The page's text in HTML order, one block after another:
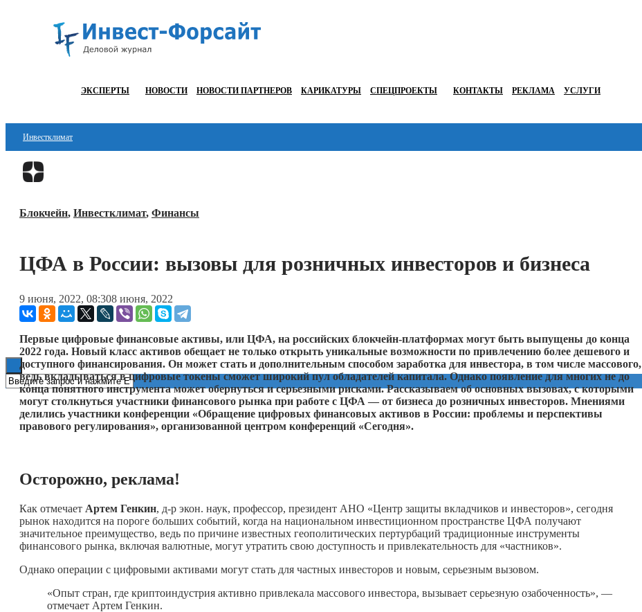
ЭКСПЕРТЫ НОВОСТИ НОВОСТИ ПАРТНЕРОВ КАРИКАТУРЫ СПЕЦПРОЕКТЫ КОНТАКТЫ РЕКЛАМА УСЛУГИ
Инвестклимат
Финансы
Блокчейн
Технологии
ESG
Блокчейн, Инвестклимат, Финансы
ЦФА в России: вызовы для розничных инвесторов и бизнеса
9 июня, 2022, 08:308 июня, 2022
Первые цифровые финансовые активы, или ЦФА, на российских блокчейн-платформах могут быть выпущены до конца
2022 года. Новый класс активов обещает не только открыть уникальные возможности по привлечению более дешевого и
доступного финансирования. Он может стать и дополнительным способом заработка для инвестора, в том числе массового,
ведь вкладываться в цифровые токены сможет широкий пул обладателей капитала. Однако появление для многих не до
конца понятного инструмента может обернуться и серьезными рисками. Рассказываем об основных вызовах, с которыми
могут столкнуться участники финансового рынка при работе с ЦФА — от бизнеса до розничных инвесторов. Мнениями
делились участники конференции «Обращение цифровых финансовых активов в России: проблемы и перспективы
правового регулирования», организованной центром конференций «Сегодня».
Осторожно, реклама!
Как отмечает Артем Генкин, д‑р экон. наук, профессор, президент АНО «Центр защиты вкладчиков и инвесторов», сегодня
рынок находится на пороге больших событий, когда на национальном инвестиционном пространстве ЦФА получают
значительное преимущество, ведь по причине известных геополитических пертурбаций традиционные инструменты
финансового рынка, включая валютные, могут утратить свою доступность и привлекательность для «частников».
Однако операции с цифровыми активами могут стать для частных инвесторов и новым, серьезным вызовом.
«Опыт стран, где криптоиндустрия активно привлекала массового инвестора, вызывает серьезную озабоченность», —
отмечает Артем Генкин.